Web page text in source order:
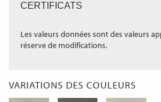
CERTIFICATS
Les valeurs données sont des valeurs
réserve de modifications.
VARIATIONS DES COULEURS